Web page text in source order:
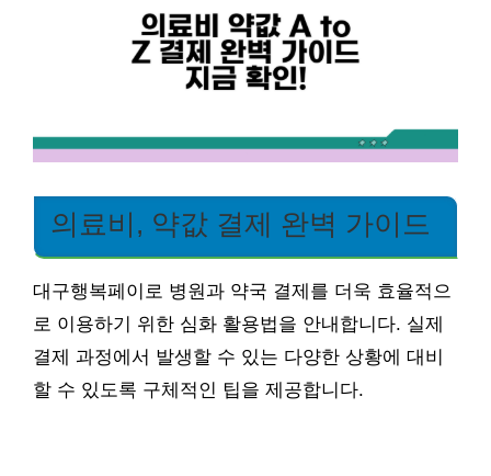
의료비, 약값 결제 완벽 가이드
대구행복페이로 병원과 약국 결제를 더욱 효율적으
로 이용하기 위한 심화 활용법을 안내합니다. 실제
결제 과정에서 발생할 수 있는 다양한 상황에 대비
할 수 있도록 구체적인 팁을 제공합니다.